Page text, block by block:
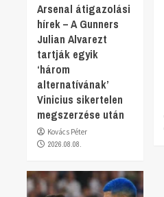
Arsenal átigazolási
hírek – A Gunners
Julian Alvarezt
tartják egyik
‘három
alternatívának’
Vinicius sikertelen
megszerzése után
Kovács Péter
2026.08.08.